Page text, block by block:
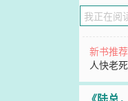
新书推荐
人快老